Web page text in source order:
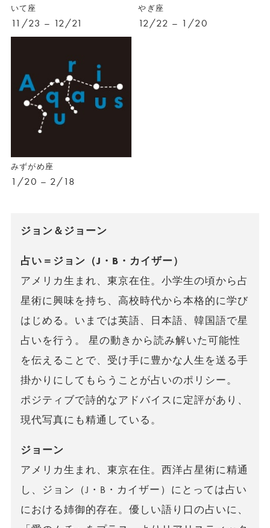
いて座
11/23 – 12/21
やぎ座
12/22 – 1/20
みずがめ座
1/20 – 2/18
ジョン＆ジョーン
占い＝ジョン（J・B・カイザー）
アメリカ生まれ、東京在住。小学生の頃から占
星術に興味を持ち、高校時代から本格的に学び
はじめる。いまでは英語、日本語、韓国語で星
占いを行う。 星の動きから読み解いた可能性
を伝えることで、受け手に豊かな人生を送る手
掛かりにしてもらうことが占いのポリシー。
ポジティブで詩的なアドバイスに定評があり、
現代写真にも精通している。
ジョーン
アメリカ生まれ、東京在住。西洋占星術に精通
し、ジョン（J・B・カイザー）にとっては占い
における姉御的存在。優しい語り口の占いに、